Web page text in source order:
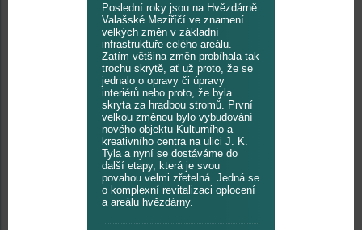
Poslední roky jsou na Hvězdárně
Valašské Meziříčí ve znamení
velkých změn v základní
infrastruktuře celého areálu.
Zatím většina změn probíhala tak
trochu skrytě, ať už proto, že se
jednalo o opravy či úpravy
interiérů nebo proto, že byla
skryta za hradbou stromů. První
velkou změnou bylo vybudování
nového objektu Kulturního a
kreativního centra na ulici J. K.
Tyla a nyní se dostáváme do
další etapy, která je svou
povahou velmi zřetelná. Jedná se
o komplexní revitalizaci oplocení
a areálu hvězdárny.